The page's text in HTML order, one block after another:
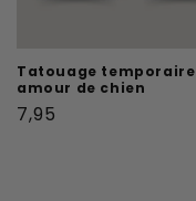
Tatouage temporaire
amour de chien
Prix
7,95